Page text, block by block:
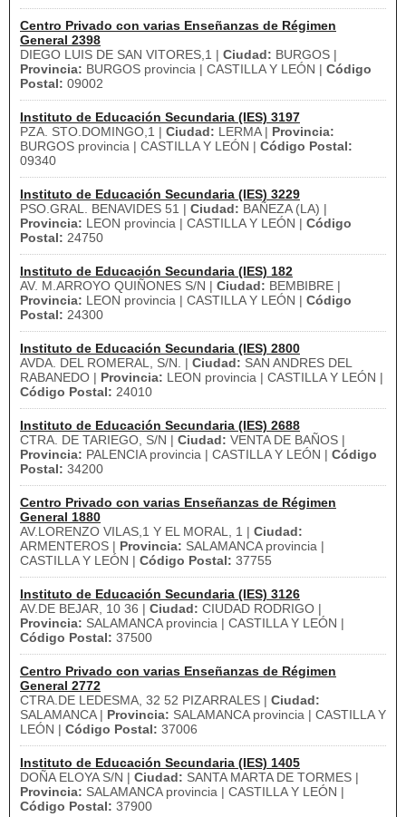
Centro Privado con varias Enseñanzas de Régimen
General 2398
DIEGO LUIS DE SAN VITORES,1 | Ciudad: BURGOS |
Provincia: BURGOS provincia | CASTILLA Y LEÓN | Código
Postal: 09002
Instituto de Educación Secundaria (IES) 3197
PZA. STO.DOMINGO,1 | Ciudad: LERMA | Provincia:
BURGOS provincia | CASTILLA Y LEÓN | Código Postal:
09340
Instituto de Educación Secundaria (IES) 3229
PSO.GRAL. BENAVIDES 51 | Ciudad: BAÑEZA (LA) |
Provincia: LEON provincia | CASTILLA Y LEÓN | Código
Postal: 24750
Instituto de Educación Secundaria (IES) 182
AV. M.ARROYO QUIÑONES S/N | Ciudad: BEMBIBRE |
Provincia: LEON provincia | CASTILLA Y LEÓN | Código
Postal: 24300
Instituto de Educación Secundaria (IES) 2800
AVDA. DEL ROMERAL, S/N. | Ciudad: SAN ANDRES DEL
RABANEDO | Provincia: LEON provincia | CASTILLA Y LEÓN |
Código Postal: 24010
Instituto de Educación Secundaria (IES) 2688
CTRA. DE TARIEGO, S/N | Ciudad: VENTA DE BAÑOS |
Provincia: PALENCIA provincia | CASTILLA Y LEÓN | Código
Postal: 34200
Centro Privado con varias Enseñanzas de Régimen
General 1880
AV.LORENZO VILAS,1 Y EL MORAL, 1 | Ciudad:
ARMENTEROS | Provincia: SALAMANCA provincia |
CASTILLA Y LEÓN | Código Postal: 37755
Instituto de Educación Secundaria (IES) 3126
AV.DE BEJAR, 10 36 | Ciudad: CIUDAD RODRIGO |
Provincia: SALAMANCA provincia | CASTILLA Y LEÓN |
Código Postal: 37500
Centro Privado con varias Enseñanzas de Régimen
General 2772
CTRA.DE LEDESMA, 32 52 PIZARRALES | Ciudad:
SALAMANCA | Provincia: SALAMANCA provincia | CASTILLA Y
LEÓN | Código Postal: 37006
Instituto de Educación Secundaria (IES) 1405
DOÑA ELOYA S/N | Ciudad: SANTA MARTA DE TORMES |
Provincia: SALAMANCA provincia | CASTILLA Y LEÓN |
Código Postal: 37900